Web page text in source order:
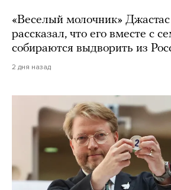
«Веселый молочник»
рассказал, что его вместе с
собираются выдворить из
2 дня назад